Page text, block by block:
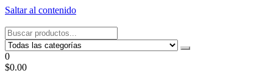
Saltar al contenido
Tel: 22087679 – Cel: 097 822122 – Joaquín Requena 2459
0
$0.00